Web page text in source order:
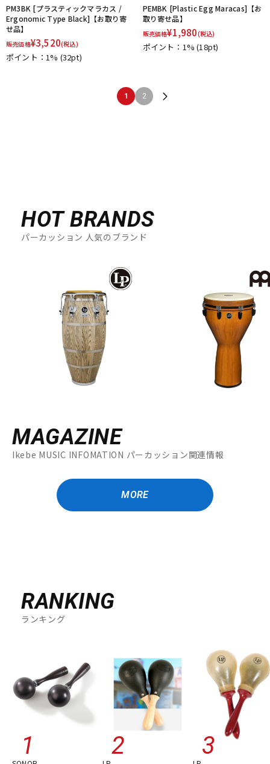
PM3BK [プラスティックマラカス /
Ergonomic Type Black]【お取り寄
せ品】
販売価格¥3,520(税込)
ポイント：1% (32pt)
PEMBK [Plastic Egg Maracas]【お
取り寄せ品】
販売価格¥1,980(税込)
ポイント：1%(18pt)
1 2
HOT BRANDS
パーカッション 人気のブランド
MAGAZINE
Ikebe MUSIC INFOMATION パーカッション関連情報
MORE
RANKING
ランキング